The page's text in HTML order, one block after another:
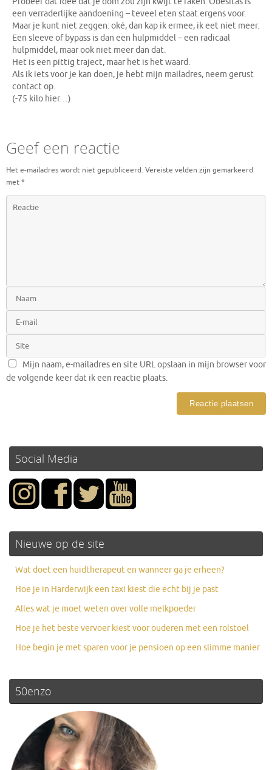
een verraderlijke aandoening – teveel eten staat ergens voor.
Maar je kunt niet zeggen: oké, dan kap ik ermee, ik eet niet meer.
Een sleeve of bypass is dan een hulpmiddel – een radicaal
hulpmiddel, maar ook niet meer dan dat.
Het is een pittig traject, maar het is het waard.
Als ik iets voor je kan doen, je hebt mijn mailadres, neem gerust
contact op.
(-75 kilo hier…)
Geef een reactie
Het e-mailadres wordt niet gepubliceerd. Vereiste velden zijn gemarkeerd
met*
Mijn naam, e-mailadres en site URL opslaan in mijn browser voor
de volgende keer dat ik een reactie plaats.
Social Media
Nieuwe op de site
Wat doet een huidtherapeut en wanneer ga je erheen?
Hoe je in Harderwijk een taxi kiest die echt bij je past
Alles wat je moet weten over volle melkpoeder
Hoe je het beste vervoer kiest voor ouderen met een rolstoel
Hoe begin je met sparen voor je pensioen op een slimme manier
50enzo